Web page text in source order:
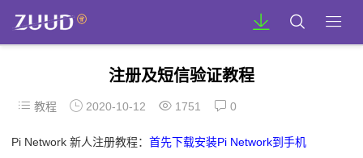
注册及短信验证教程
教程 2020-10-12 1751 0
Pi Network 新人注册教程： 首先下载安装Pi Network到手机